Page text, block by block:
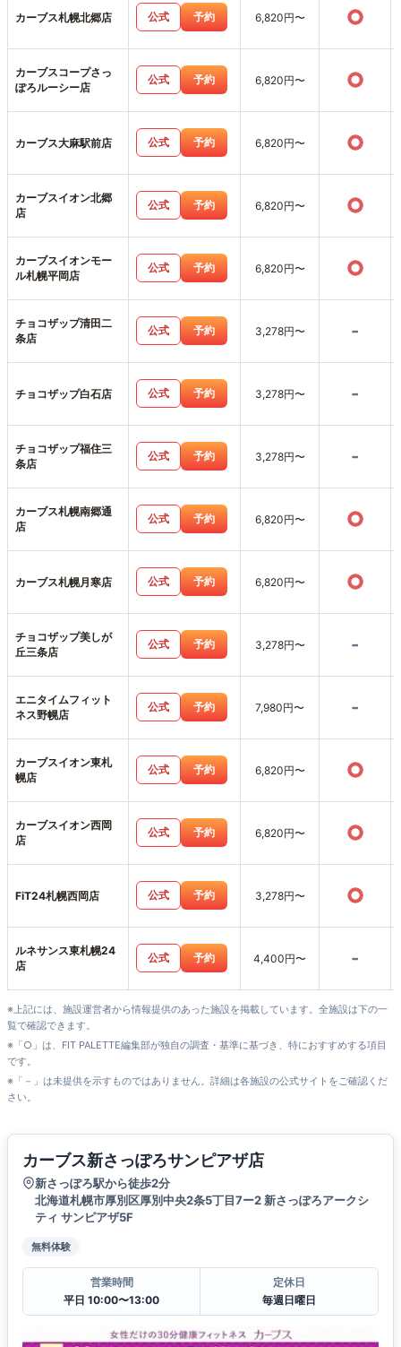
カーブス札幌北郷店 公式 予約 6,820円〜 ○
カーブスコープさっ
ぽろルーシー店
公式 予約 6,820円〜 ○
カーブス大麻駅前店 公式 予約 6,820円〜 ○
カーブスイオン北郷
店
公式 予約 6,820円〜 ○
カーブスイオンモー
ル札幌平岡店
公式 予約 6,820円〜 ○
チョコザップ清田二
条店
公式 予約 3,278円〜 -
チョコザップ白石店 公式 予約 3,278円〜 -
チョコザップ福住三
条店
公式 予約 3,278円〜 -
カーブス札幌南郷通
店
公式 予約 6,820円〜 ○
カーブス札幌月寒店 公式 予約 6,820円〜 ○
チョコザップ美しが
丘三条店
公式 予約 3,278円〜 -
エニタイムフィット
ネス野幌店
公式 予約 7,980円〜 -
カーブスイオン東札
幌店
公式 予約 6,820円〜 ○
カーブスイオン西岡
店
公式 予約 6,820円〜 ○
FiT24札幌西岡店 公式 予約 3,278円〜 ○
ルネサンス東札幌24
店
公式 予約 4,400円〜 -
※上記には、施設運営者から情報提供のあった施設を掲載しています。全施設は下の一
覧で確認できます。
※「○」は、FIT PALETTE編集部が独自の調査・基準に基づき、特におすすめする項目
です。
※「－」は未提供を示すものではありません。詳細は各施設の公式サイトをご確認くだ
さい。
カーブス新さっぽろサンピアザ店
新さっぽろ駅から徒歩2分
北海道札幌市厚別区厚別中央2条5丁目7ー2 新さっぽろアークシ
ティ サンピアザ5F
無料体験
営業時間
平日 10:00〜13:00
定休日
毎週日曜日